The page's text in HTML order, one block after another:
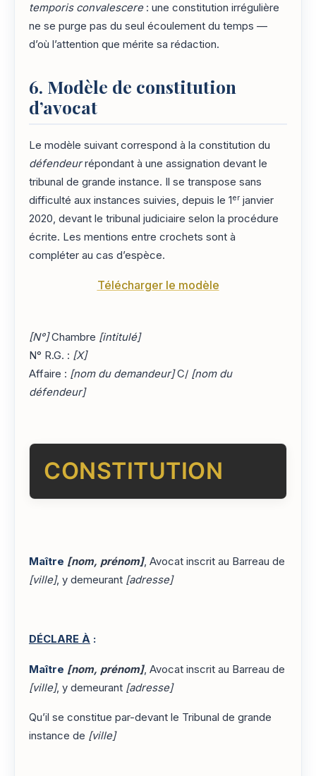
temporis convalescere: une constitution irrégulière
ne se purge pas du seul écoulement du temps —
d’où l’attention que mérite sa rédaction.
6. Modèle de constitution
d’avocat
Le modèle suivant correspond à la constitution du
défendeurrépondant à une assignation devant le
tribunal de grande instance. Il se transpose sans
difficulté aux instances suivies, depuis le 1 er janvier
2020, devant le tribunal judiciaire selon la procédure
écrite. Les mentions entre crochets sont à
compléter au cas d’espèce.
Télécharger le modèle
[N°]Chambre [intitulé]
N° R.G. : [X]
Affaire : [nom du demandeur]C/ [nom du
défendeur]
CONSTITUTION
Maître [nom, prénom], Avocat inscrit au Barreau de
[ville], y demeurant [adresse]
DÉCLARE À :
Maître [nom, prénom], Avocat inscrit au Barreau de
[ville], y demeurant [adresse]
Qu’il se constitue par-devant le Tribunal de grande
instance de [ville]